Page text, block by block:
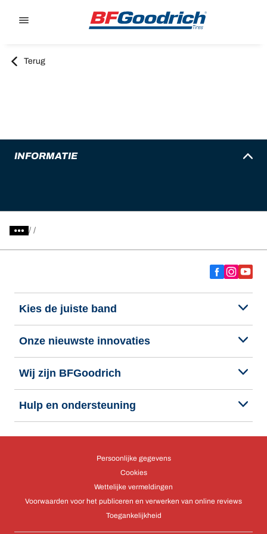
Terug
INFORMATIE
/
Kies de juiste band
Onze nieuwste innovaties
Wij zijn BFGoodrich
Hulp en ondersteuning
Persoonlijke gegevens
Cookies
Wettelijke vermeldingen
Voorwaarden voor het publiceren en verwerken van online reviews
Toegankelijkheid